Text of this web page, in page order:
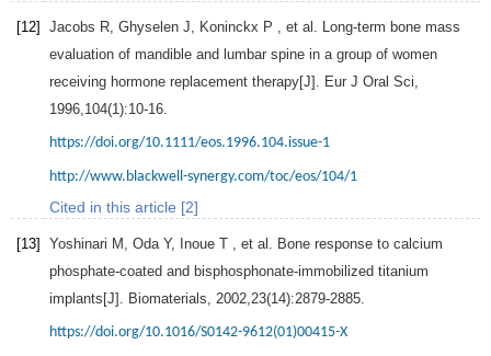
[12] Jacobs R Ghyselen J Koninckx P , et al. Long-term bone mass
evaluation of mandible and lumbar spine in a group of women
receiving hormone replacement therapy[J]. Eur J Oral Sci
1996 104(1):10-16.
https://doi.org/10.1111/eos.1996.104.issue-1
http://www.blackwell-synergy.com/toc/eos/104/1
Cited in this article [2]
[13] Yoshinari M Oda Y, Inoue T , et al. Bone response to calcium
phosphate-coated and bisphosphonate-immobilized titanium
implants[J]. Biomaterials 2002 23(14):2879-2885.
https://doi.org/10.1016/S0142-9612(01)00415-X